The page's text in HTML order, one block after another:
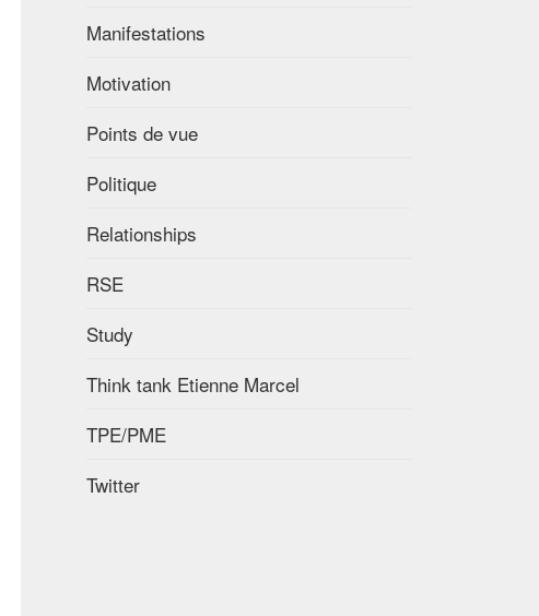
Manifestations
Motivation
Points de vue
Politique
Relationships
RSE
Study
Think tank Etienne Marcel
TPE/PME
Twitter